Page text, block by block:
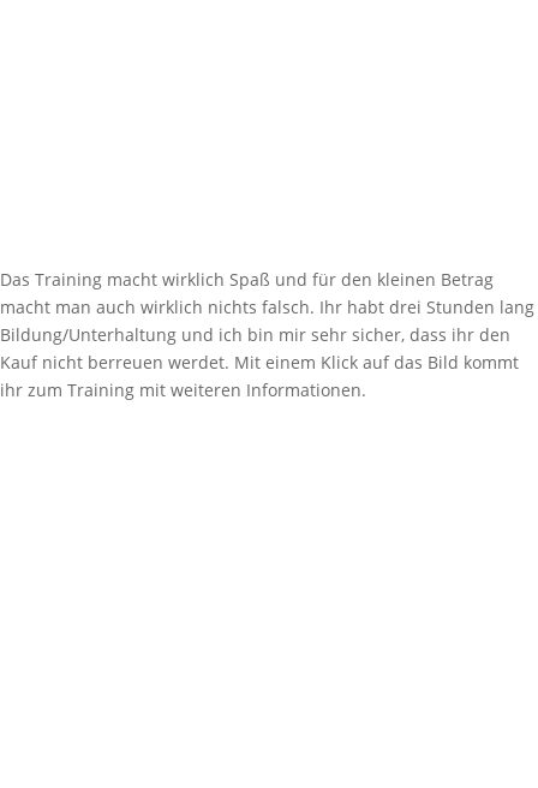
Das Training macht wirklich Spaß und für den kleinen Betrag
macht man auch wirklich nichts falsch. Ihr habt drei Stunden lang
Bildung/Unterhaltung und ich bin mir sehr sicher, dass ihr den
Kauf nicht berreuen werdet. Mit einem Klick auf das Bild kommt
ihr zum Training mit weiteren Informationen.